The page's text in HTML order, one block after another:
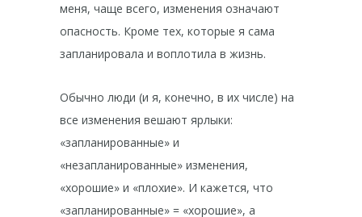
меня, чаще всего, изменения означают
опасность. Кроме тех, которые я сама
запланировала и воплотила в жизнь.
Обычно люди (и я, конечно, в их числе) на
все изменения вешают ярлыки:
«запланированные» и
«незапланированные» изменения,
«хорошие» и «плохие». И кажется, что
«запланированные» = «хорошие», а